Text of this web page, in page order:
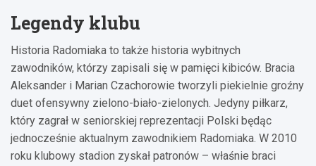
Legendy klubu
Historia Radomiaka to także historia wybitnych
zawodników, którzy zapisali się w pamięci kibiców. Bracia
Aleksander i Marian Czachorowie tworzyli piekielnie groźny
duet ofensywny zielono-biało-zielonych. Jedyny piłkarz,
który zagrał w seniorskiej reprezentacji Polski będąc
jednocześnie aktualnym zawodnikiem Radomiaka. W 2010
roku klubowy stadion zyskał patronów – właśnie braci